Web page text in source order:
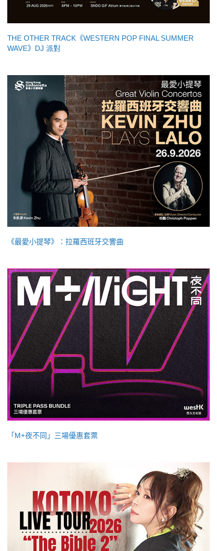
THE OTHER TRACK《WESTERN POP FINAL SUMMER
WAVE》DJ 派對
《最愛小提琴》：拉羅西班牙交響曲
「M+夜不同」三場優惠套票